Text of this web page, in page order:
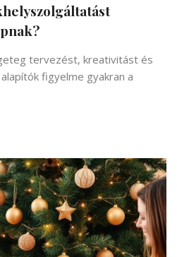
tervezést, kreativitást és
figyelme gyakran a